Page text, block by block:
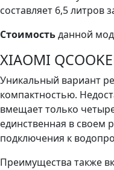
составляет 6,5 литров
Стоимостьданной
XIAOMI
Уникальный вариант
компактностью.
вмещает только
единственная в своем
подключения к
Преимущества также